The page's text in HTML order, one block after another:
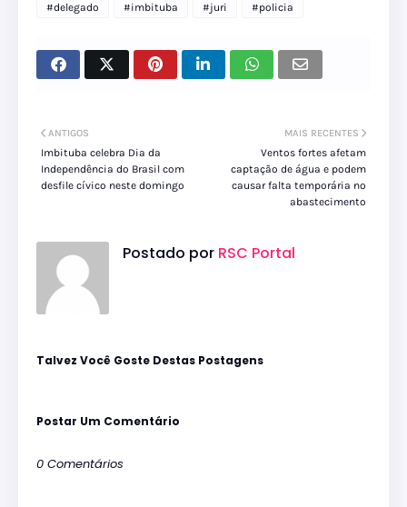
#delegado
#imbituba #juri #policia
MAIS RECENTES
Ventos fortes afetam
captação de água e podem
causar falta temporária no
abastecimento
ANTIGOS
Imbituba celebra Dia da
Independência do Brasil com
desfile cívico neste domingo
Postado por RSC Portal
Talvez Você Goste Destas Postagens
Postar Um Comentário
0 Comentários